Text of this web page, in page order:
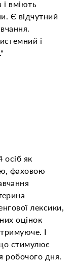
і вміють
Є відчутний
і
осіб як
фаховою
лексики,
оцінок
І
стимулює
робочого дня.